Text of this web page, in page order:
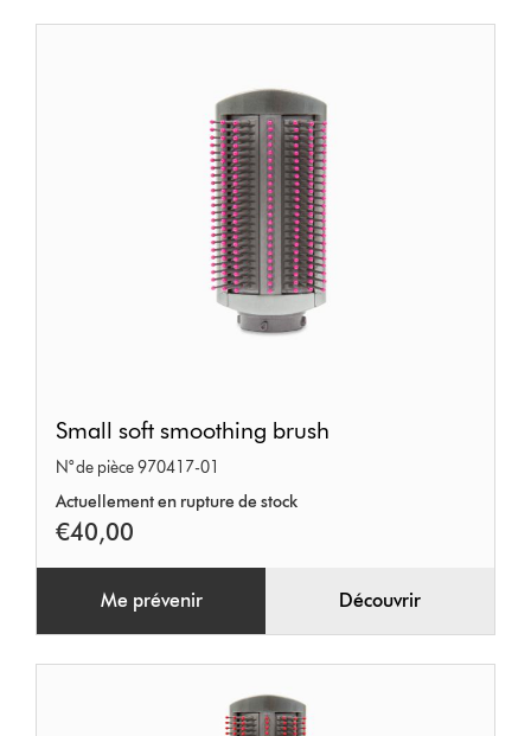
soft
smoothing
brush
Small soft smoothing brush
N° de pièce 970417-01
Actuellement en rupture de stock
€40,00
Me prévenir Découvrir